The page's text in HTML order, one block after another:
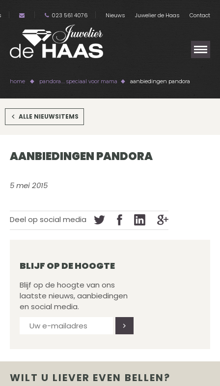
023 561 4076 Nieuws Juwelier de Haas Contact
home pandora.... speciaal voor mama aanbiedingen pandora
ALLE NIEUWSITEMS
AANBIEDINGEN PANDORA
5 mei 2015
Deel op social media
BLIJF OP DE HOOGTE
Blijf op de hoogte van ons
laatste nieuws, aanbiedingen
en social media.
WILT U LIEVER EVEN BELLEN?